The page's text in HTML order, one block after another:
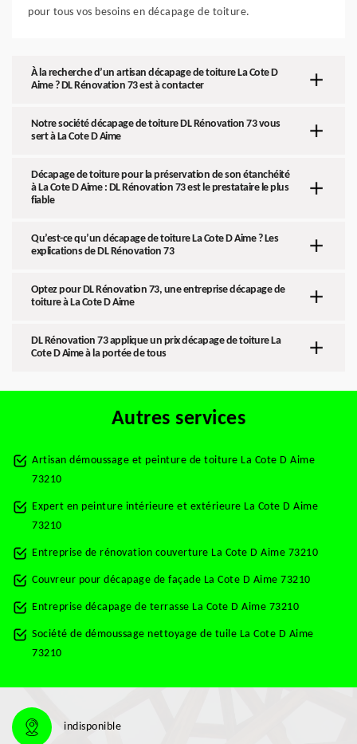
pour tous vos besoins en décapage de toiture.
À la recherche d’un artisan décapage de toiture La Cote D
Aime ? DL Rénovation 73 est à contacter
Notre société décapage de toiture DL Rénovation 73 vous
sert à La Cote D Aime
Décapage de toiture pour la préservation de son étanchéité
à La Cote D Aime : DL Rénovation 73 est le prestataire le plus
fiable
Qu’est-ce qu’un décapage de toiture La Cote D Aime ? Les
explications de DL Rénovation 73
Optez pour DL Rénovation 73, une entreprise décapage de
toiture à La Cote D Aime
DL Rénovation 73 applique un prix décapage de toiture La
Cote D Aime à la portée de tous
Autres services
Artisan démoussage et peinture de toiture La Cote D Aime
73210
Expert en peinture intérieure et extérieure La Cote D Aime
73210
Entreprise de rénovation couverture La Cote D Aime 73210
Couvreur pour décapage de façade La Cote D Aime 73210
Entreprise décapage de terrasse La Cote D Aime 73210
Société de démoussage nettoyage de tuile La Cote D Aime
73210
indisponible